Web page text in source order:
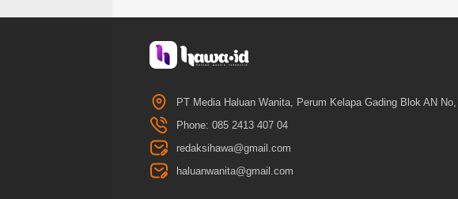
PT Media Haluan Wanita, Perum Kelapa Gading Blok AN
Phone: 085 2413 407 04
redaksihawa@gmail.com
haluanwanita@gmail.com